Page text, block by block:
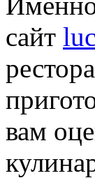
сайт
вам